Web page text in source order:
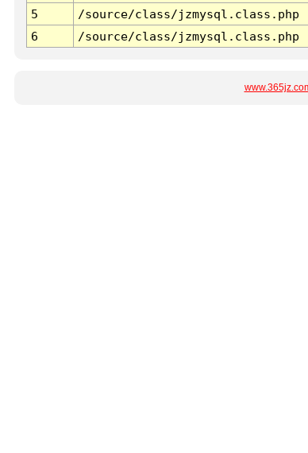
5
/source/class/jzmysql.class.php
6
/source/class/jzmysql.class.php